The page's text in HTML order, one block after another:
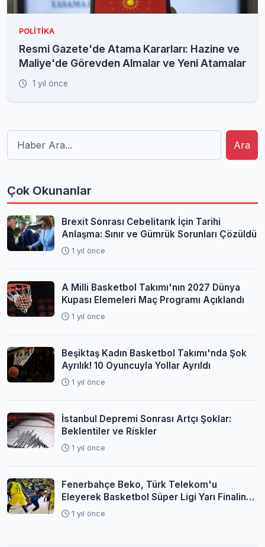
POLITIKA
Resmi Gazete'de Atama Kararları: Hazine ve
Maliye'de Görevden Almalar ve Yeni Atamalar
1 yıl önce
Ara
Çok Okunanlar
Brexit Sonrası Cebelitarık İçin Tarihi
Anlaşma: Sınır ve Gümrük Sorunları Çözüldü
1 yıl önce
A Milli Basketbol Takımı'nın 2027 Dünya
Kupası Elemeleri Maç Programı Açıklandı
1 yıl önce
Beşiktaş Kadın Basketbol Takımı'nda Şok
Ayrılık! 10 Oyuncuyla Yollar Ayrıldı
1 yıl önce
İstanbul Depremi Sonrası Artçı Şoklar:
Beklentiler ve Riskler
1 yıl önce
Fenerbahçe Beko, Türk Telekom'u
Eleyerek Basketbol Süper Ligi Yarı Finaline
Yükseldi
1 yıl önce